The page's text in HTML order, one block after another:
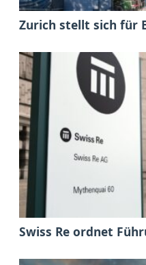
Zurich stellt sich für
Swiss Re ordnet